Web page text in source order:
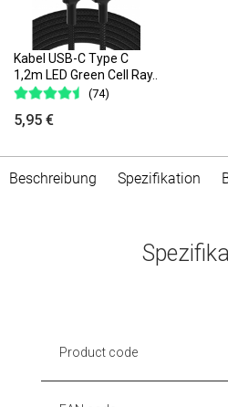
Kabel USB-C Type C
1,2m LED Green Cell Ray..
(74)
5,95 €
Beschreibung Spezifikation
Product code